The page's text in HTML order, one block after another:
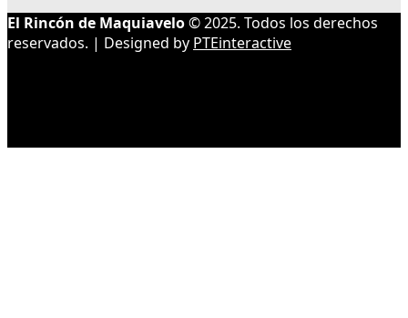
El Rincón de Maquiavelo© 2025. Todos los derechos
reservados. | Designed by PTEinteractive